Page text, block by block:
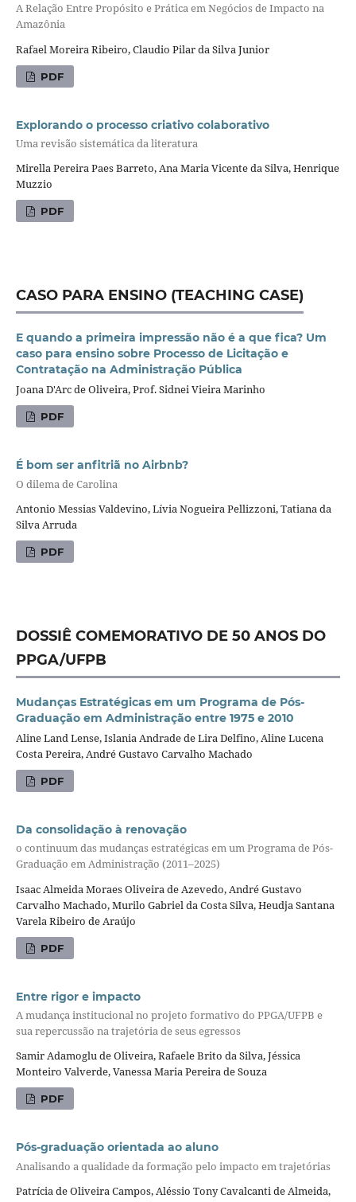
A Relação Entre Propósito e Prática em Negócios de Impacto na
Amazônia
Rafael Moreira Ribeiro, Claudio Pilar da Silva Junior
PDF
Explorando o processo criativo colaborativo
Uma revisão sistemática da literatura
Mirella Pereira Paes Barreto, Ana Maria Vicente da Silva, Henrique
Muzzio
PDF
CASO PARA ENSINO (TEACHING CASE)
E quando a primeira impressão não é a que fica? Um
caso para ensino sobre Processo de Licitação e
Contratação na Administração Pública
Joana D'Arc de Oliveira, Prof. Sidnei Vieira Marinho
PDF
É bom ser anfitriã no Airbnb?
O dilema de Carolina
Antonio Messias Valdevino, Lívia Nogueira Pellizzoni, Tatiana da
Silva Arruda
PDF
DOSSIÊ COMEMORATIVO DE 50 ANOS DO
PPGA/UFPB
Mudanças Estratégicas em um Programa de Pós-
Graduação em Administração entre 1975 e 2010
Aline Land Lense, Islania Andrade de Lira Delfino, Aline Lucena
Costa Pereira, André Gustavo Carvalho Machado
PDF
Da consolidação à renovação
o continuum das mudanças estratégicas em um Programa de Pós-
Graduação em Administração (2011–2025)
Isaac Almeida Moraes Oliveira de Azevedo, André Gustavo
Carvalho Machado, Murilo Gabriel da Costa Silva, Heudja Santana
Varela Ribeiro de Araújo
PDF
Entre rigor e impacto
A mudança institucional no projeto formativo do PPGA/UFPB e
sua repercussão na trajetória de seus egressos
Samir Adamoglu de Oliveira, Rafaele Brito da Silva, Jéssica
Monteiro Valverde, Vanessa Maria Pereira de Souza
PDF
Pós-graduação orientada ao aluno
Analisando a qualidade da formação pelo impacto em trajetórias
Patrícia de Oliveira Campos, Aléssio Tony Cavalcanti de Almeida,